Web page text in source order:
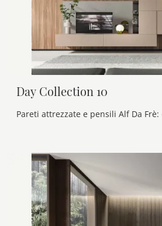
Day Collection 10